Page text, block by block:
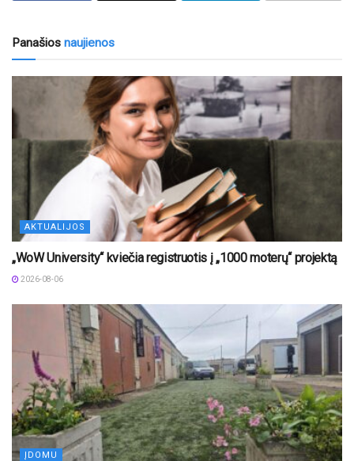
Panašios naujienos
AKTUALIJOS
„WoW University“ kviečia registruotis į „1000 moterų“ projektą
2026-08-06
ĮDOMU